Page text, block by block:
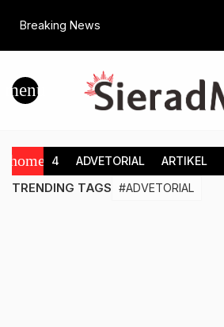
Breaking News
menu
home 4 ADVETORIAL ARTIKEL
TRENDING TAGS #ADVETORIAL
SieradMU
|